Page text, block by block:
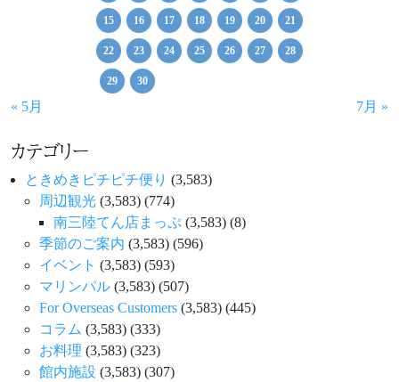
15 16 17 18 19 20 21
22 23 24 25 26 27 28
29 30
« 5月 7月 »
カテゴリー
ときめきピチピチ便り (3,583)
周辺観光 (3,583) (774)
南三陸てん店まっぷ (3,583) (8)
季節のご案内 (3,583) (596)
イベント (3,583) (593)
マリンパル (3,583) (507)
For Overseas Customers (3,583) (445)
コラム (3,583) (333)
お料理 (3,583) (323)
館内施設 (3,583) (307)